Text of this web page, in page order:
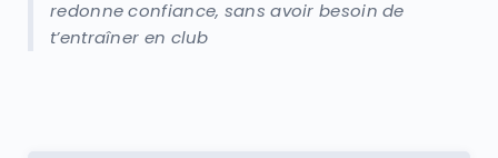
redonne confiance, sans avoir besoin de
t’entraîner en club